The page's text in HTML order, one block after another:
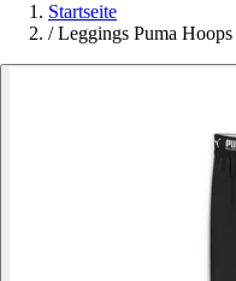
Startseite
/ Leggings Puma